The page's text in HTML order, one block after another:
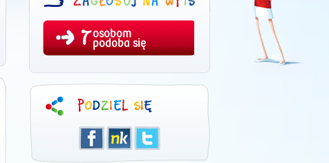
7osobom
podoba się